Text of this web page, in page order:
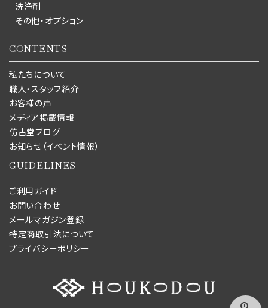
洗浄剤
その他・オプション
CONTENTS
私たちについて
職人・スタッフ紹介
お客様の声
メディア掲載情報
仿古堂ブログ
お知らせ（イベント情報）
GUIDELINES
ご利用ガイド
お問い合わせ
メールマガジン登録
特定商取引法について
プライバシーポリシー